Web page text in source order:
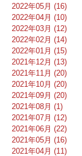
2022年05月 (16)
2022年04月 (10)
2022年03月 (12)
2022年02月 (14)
2022年01月 (15)
2021年12月 (13)
2021年11月 (20)
2021年10月 (20)
2021年09月 (20)
2021年08月 (1)
2021年07月 (12)
2021年06月 (22)
2021年05月 (16)
2021年04月 (11)